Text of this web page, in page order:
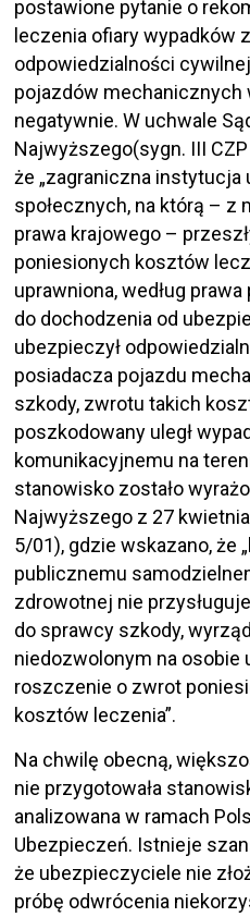
postawione pytanie o
leczenia ofiary wypadków
odpowiedzialności
pojazdów mechanicznych
negatywnie. W uchwale
Najwyższego(sygn. III
że „zagraniczna instytucja
społecznych, na którą – z
prawa krajowego –
poniesionych kosztów
uprawniona, według prawa
do dochodzenia od
ubezpieczył
posiadacza pojazdu
szkody, zwrotu takich
poszkodowany uległ
komunikacyjnemu na
stanowisko zostało
Najwyższego z 27
5/01), gdzie wskazano, że
publicznemu
zdrowotnej nie
do sprawcy szkody,
niedozwolonym na osobie
roszczenie o zwrot
kosztów leczenia”.
Na chwilę obecną,
nie przygotowała
analizowana w ramach
Ubezpieczeń. Istnieje
że ubezpieczyciele nie
próbę odwrócenia